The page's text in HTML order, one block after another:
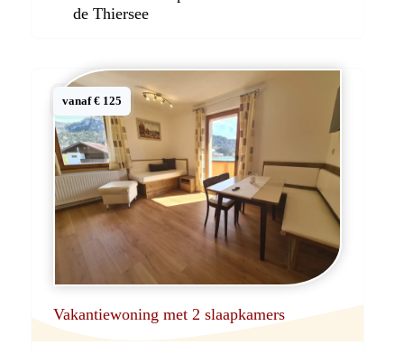
de Thiersee
vanaf € 125
Vakantiewoning met 2 slaapkamers